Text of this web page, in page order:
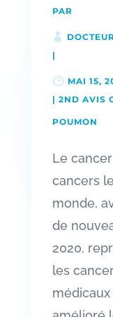
PAR
|
MAI 15,
| 2ND AVIS
POUMON
Le
cancers
monde,
de
2020,
les